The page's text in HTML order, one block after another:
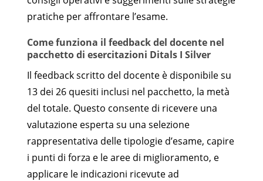
pratiche per affrontare l’esame.
Come funziona il feedback del docente nel
pacchetto di esercitazioni Ditals I Silver
Il feedback scritto del docente è disponibile su
13 dei 26 quesiti inclusi nel pacchetto, la metà
del totale. Questo consente di ricevere una
valutazione esperta su una selezione
rappresentativa delle tipologie d’esame, capire
i punti di forza e le aree di miglioramento, e
applicare le indicazioni ricevute ad